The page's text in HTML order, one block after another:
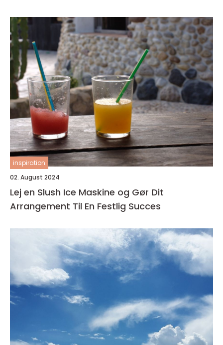
inspiration
02. August 2024
Lej en Slush Ice Maskine og Gør Dit
Arrangement Til En Festlig Succes